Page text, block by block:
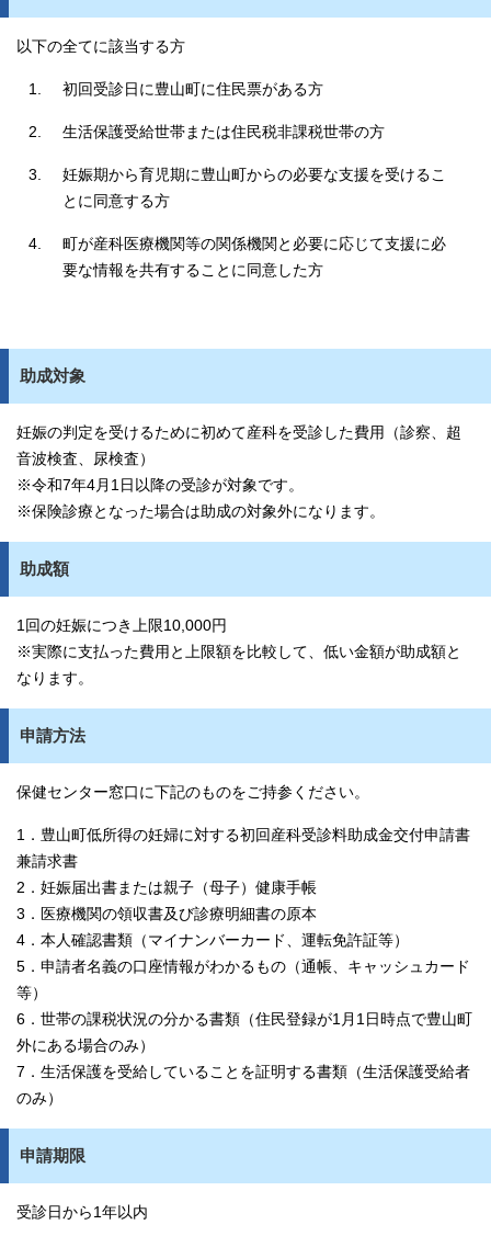
以下の全てに該当する方
初回受診日に豊山町に住民票がある方
生活保護受給世帯または住民税非課税世帯の方
妊娠期から育児期に豊山町からの必要な支援を受けるこ
とに同意する方
町が産科医療機関等の関係機関と必要に応じて支援に必
要な情報を共有することに同意した方
助成対象
妊娠の判定を受けるために初めて産科を受診した費用（診察、超
音波検査、尿検査）
※令和7年4月1日以降の受診が対象です。
※保険診療となった場合は助成の対象外になります。
助成額
1回の妊娠につき上限10,000円
※実際に支払った費用と上限額を比較して、低い金額が助成額と
なります。
申請方法
保健センター窓口に下記のものをご持参ください。
1．豊山町低所得の妊婦に対する初回産科受診料助成金交付申請書
兼請求書
2．妊娠届出書または親子（母子）健康手帳
3．医療機関の領収書及び診療明細書の原本
4．本人確認書類（マイナンバーカード、運転免許証等）
5．申請者名義の口座情報がわかるもの（通帳、キャッシュカード
等）
6．世帯の課税状況の分かる書類（住民登録が1月1日時点で豊山町
外にある場合のみ）
7．生活保護を受給していることを証明する書類（生活保護受給者
のみ）
申請期限
受診日から1年以内